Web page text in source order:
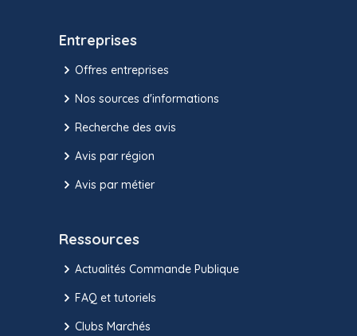
Entreprises
Offres entreprises
Nos sources d'informations
Recherche des avis
Avis par région
Avis par métier
Ressources
Actualités Commande Publique
FAQ et tutoriels
Clubs Marchés